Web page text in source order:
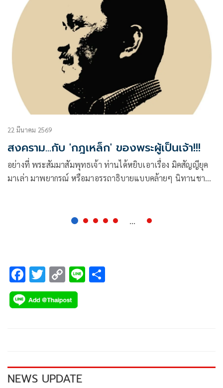
22 มีนาคม 2569
สงคราม...กับ 'กฎเหล็ก' ของพระผู้เป็นเจ้า!!!
อย่างที่ พระสัมมาสัมพุทธเจ้า ท่านได้หยิบเอาเรื่อง มิคสัญญียุค
มาเล่า มาพยากรณ์ หรือมาอรรถาธิบายแบบคล้ายๆ นิทานชาดก
...
F
ac
e
k
T
wi
tt
C
o
p
k
Li
NEWS UPDATE